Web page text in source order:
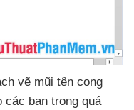
vẽ mũi tên cong
các bạn trong quá